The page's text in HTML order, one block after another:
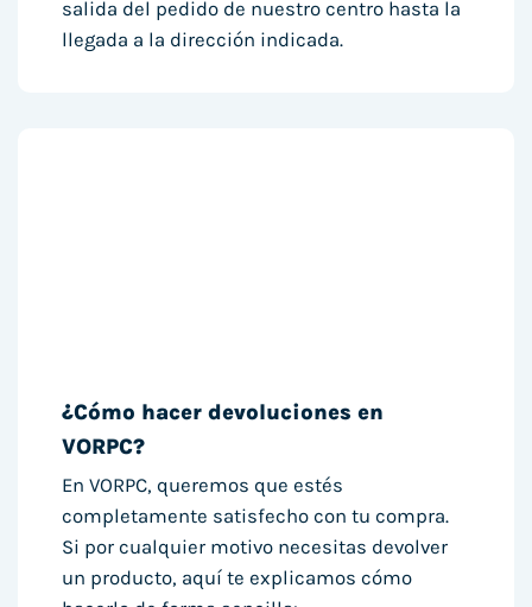
salida del pedido de nuestro centro hasta la
llegada a la dirección indicada.
¿Cómo hacer devoluciones en
VORPC?
En VORPC, queremos que estés
completamente satisfecho con tu compra.
Si por cualquier motivo necesitas devolver
un producto, aquí te explicamos cómo